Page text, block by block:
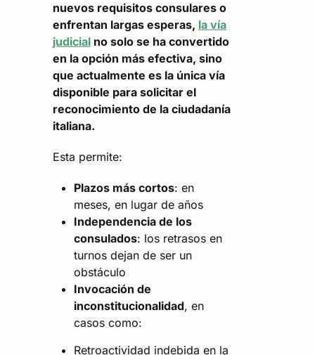
nuevos requisitos consulares o
enfrentan largas esperas, la vía
judicialno solo se ha convertido
en la opción más efectiva, sino
que actualmente es la única vía
disponible para solicitar el
reconocimiento de la ciudadanía
italiana.
Esta permite:
Plazos más cortos: en
meses, en lugar de años
Independencia de los
consulados: los retrasos en
turnos dejan de ser un
obstáculo
Invocación de
inconstitucionalidad, en
casos como:
Retroactividad indebida en la